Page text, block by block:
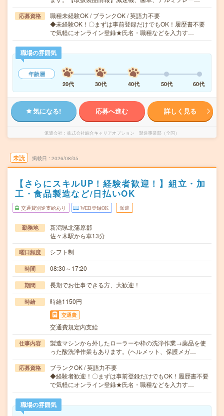
応募資格
職種未経験OK / ブランクOK / 英語力不要
◆未経験OK！〇まずは事前登録だけでもOK！履歴書不要
で気軽にオンライン登録★氏名・職種などを入力す…
職場の雰囲気
年齢層
20代
30代 40代 50代 60代
気になる! 応募へ進む 詳しく見る
派遣会社 株式会社綜合キャリアオプション 製造事業部（全国）
未読 掲載日 2026/08/05
【さらにスキルUP！経験者歓迎！】組立・加
工・食品製造など/日払いOK
交通費別途支給あり WEB登録OK 派遣
勤務地
新潟県北蒲原郡
佐々木駅から車13分
曜日頻度 シフト制
時間 08:30～17:20
期間 長期でお仕事できる方、大歓迎！
時給 時給1150円
交通費
交通費規定内支給
仕事内容
製造マシンから外したローラーや枠の洗浄作業→薬品を使
った酸洗浄作業もあります。(ヘルメット、保護メガ…
応募資格
ブランクOK / 英語力不要
◆経験者歓迎！〇まずは事前登録だけでもOK！履歴書不要
で気軽にオンライン登録★氏名・職種などを入力す…
職場の雰囲気